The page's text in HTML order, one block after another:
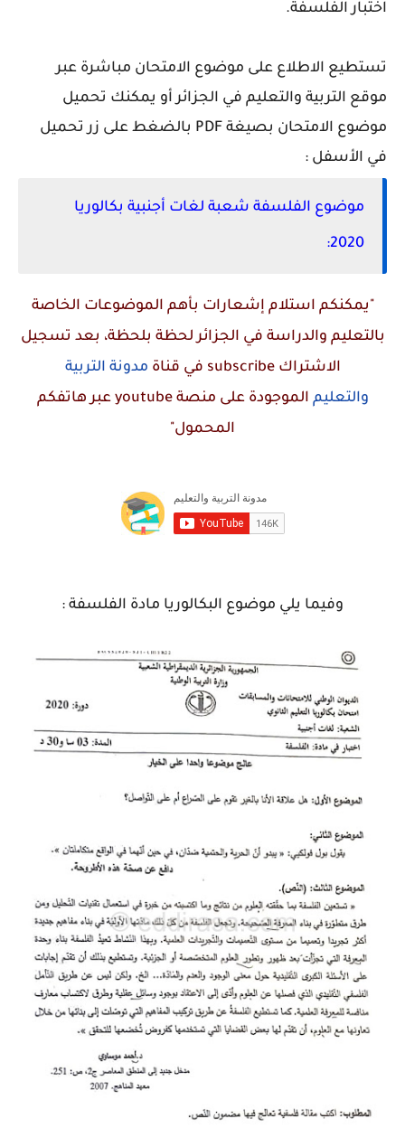
اختبار الفلسفة.
تستطيع الاطلاع على موضوع الامتحان مباشرة عبر
موقع التربية والتعليم في الجزائر أو يمكنك تحميل
موضوع الامتحان بصيغة PDF بالضغط على زر تحميل
في الأسفل :
موضوع الفلسفة شعبة لغات أجنبية بكالوريا
2020:
"يمكنكم استلام إشعارات بأهم الموضوعات الخاصة
بالتعليم والدراسة في الجزائر لحظة بلحظة، بعد تسجيل
الاشتراكsubscribe في قناة مدونة التربية
والتعليم الموجودة على منصةyoutube عبر هاتفكم
المحمول"
وفيما يلي موضوع البكالوريا مادة الفلسفة :